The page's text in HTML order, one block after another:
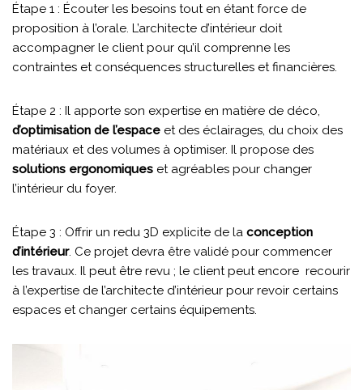
Étape 1 : Écouter les besoins tout en étant force de
proposition à l’orale. L’architecte d’intérieur doit
accompagner le client pour qu’il comprenne les
contraintes et conséquences structurelles et financières.
Étape 2 : Il apporte son expertise en matière de déco,
d’optimisation de l’espace et des éclairages, du choix des
matériaux et des volumes à optimiser. Il propose des
solutions ergonomiques et agréables pour changer
l’intérieur du foyer.
Étape 3 : Offrir un redu 3D explicite de la conception
d’intérieur. Ce projet devra être validé pour commencer
les travaux. Il peut être revu ; le client peut encore recourir
à l’expertise de l’architecte d’intérieur pour revoir certains
espaces et changer certains équipements.